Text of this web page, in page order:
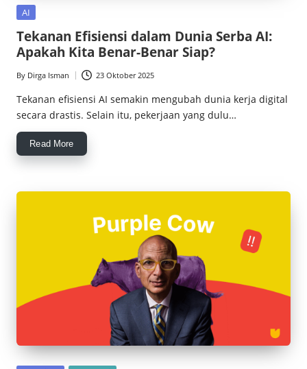
Posted
AI
Tekanan Efisiensi dalam Dunia Serba AI:
Apakah Kita Benar-Benar Siap?
Posted
by
By Dirga Isman 23 Oktober 2025
Tekanan efisiensi AI semakin mengubah dunia kerja digital
secara drastis. Selain itu, pekerjaan yang dulu…
Read More